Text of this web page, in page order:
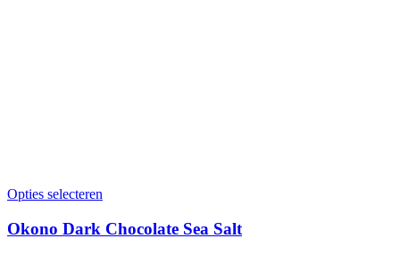
Opties selecteren
Okono Dark Chocolate Sea Salt